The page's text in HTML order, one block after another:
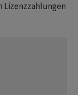
Lizenzzahlungen